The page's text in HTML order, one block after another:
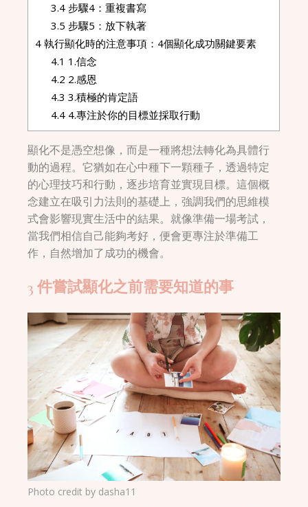
3.4 步驟4：重複書寫
3.5 步驟5：放下執著
4 執行顯化時的注意事項：4個顯化成功關鍵要素
4.1 1.信念
4.2 2.感恩
4.3 3.積極的肯定語
4.4 4.專注於你的目標並採取行動
顯化不是憑空想像，而是一種將想法轉化為具體行
動的過程。它猶如在心中種下一顆種子，透過特定
的心理技巧和行動，逐步培育並實現目標。這個概
念建立在吸引力法則的基礎上，強調我們的思維模
式會影響現實生活中的結果。就像準備一場考試，
當我們相信自己能夠考好，便會更專注於準備工
作，自然增加了成功的機會。
3 件嘗試顯化之前需要知道的事
Photo credit by dasha11